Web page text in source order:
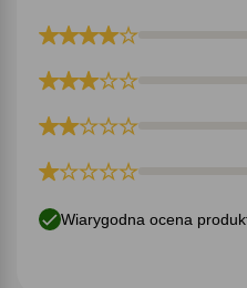
Wiarygodna ocena